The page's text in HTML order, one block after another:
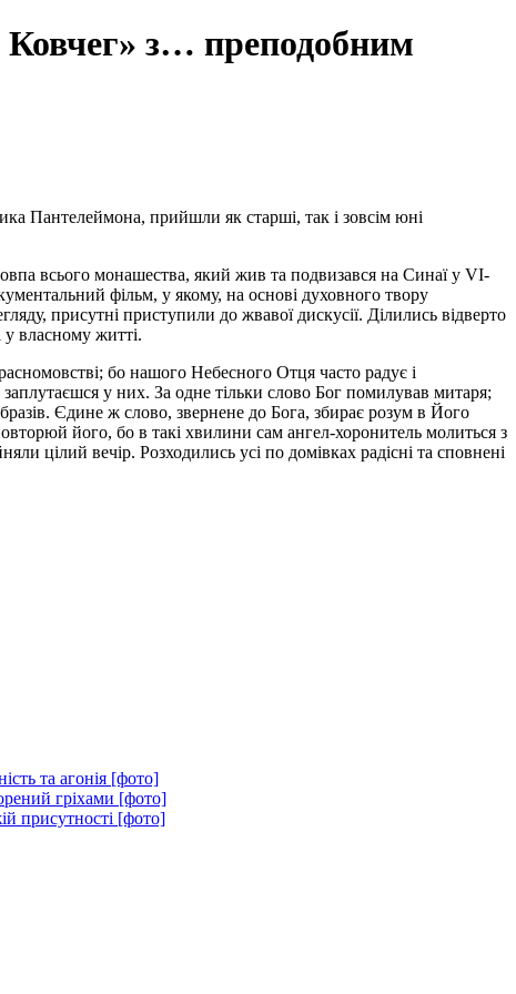
Ковчег» з… преподобним
Пантелеймона, прийшли як старші, так і зовсім юні
всього монашества, який жив та подвизався на Синаї у VI-
фільм, у якому, на основі духовного твору
присутні приступили до жвавої дискусії. Ділились відверто
власному житті.
бо нашого Небесного Отця часто радує і
у них. За одне тільки слово Бог помилував митаря;
Єдине ж слово, звернене до Бога, збирає розум в Його
його, бо в такі хвилини сам ангел-хоронитель молиться з
цілий вечір. Розходились усі по домівках радісні та сповнені
та агонія [фото]
гріхами [фото]
присутності [фото]